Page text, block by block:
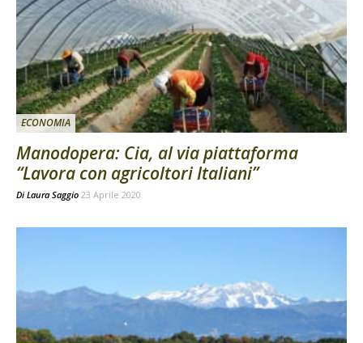
ECONOMIA
Manodopera: Cia, al via piattaforma
“Lavora con agricoltori Italiani”
Di Laura Saggio 23 Aprile 2020